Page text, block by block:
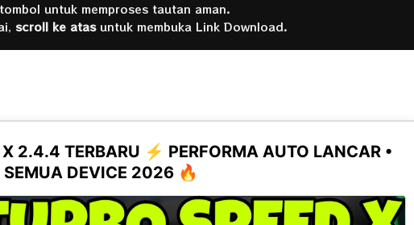
untuk memproses tautan aman.
scroll ke atasuntuk membuka Link Download.
2.4.4 TERBARU ⚡ PERFORMA AUTO LANCAR •
SEMUA DEVICE 2026 🔥